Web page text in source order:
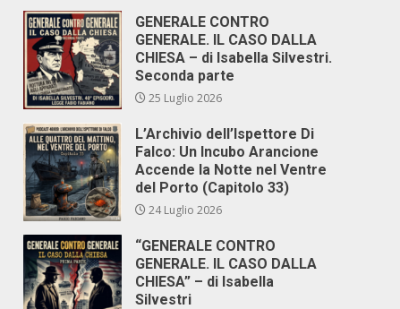
GENERALE CONTRO
GENERALE. IL CASO DALLA
CHIESA – di Isabella Silvestri.
Seconda parte
25 Luglio 2026
L’Archivio dell’Ispettore Di
Falco: Un Incubo Arancione
Accende la Notte nel Ventre
del Porto (Capitolo 33)
24 Luglio 2026
“GENERALE CONTRO
GENERALE. IL CASO DALLA
CHIESA” – di Isabella
Silvestri